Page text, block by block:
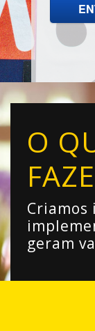
O
Criamos
geram